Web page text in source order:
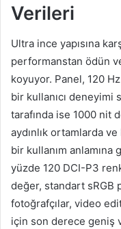
Verileri
Ultra ince yapısına
performanstan ödün
koyuyor. Panel, 120
bir kullanıcı deneyimi
tarafında ise 1000 nit
aydınlık ortamlarda ve
bir kullanım anlamına
yüzde 120 DCI-P3
değer, standart sRGB
fotoğrafçılar, video
için son derece geniş